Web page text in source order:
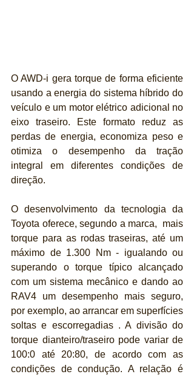
O AWD-i gera torque de forma eficiente
usando a energia do sistema híbrido do
veículo e um motor elétrico adicional no
eixo traseiro. Este formato reduz as
perdas de energia, economiza peso e
otimiza o desempenho da tração
integral em diferentes condições de
direção.
O desenvolvimento da tecnologia da
Toyota oferece, segundo a marca,  mais
torque para as rodas traseiras, até um
máximo de 1.300 Nm - igualando ou
superando o torque típico alcançado
com um sistema mecânico e dando ao
RAV4 um desempenho mais seguro,
por exemplo, ao arrancar em superfícies
soltas e escorregadias . A divisão do
torque dianteiro/traseiro pode variar de
100:0 até 20:80, de acordo com as
condições de condução. A relação é